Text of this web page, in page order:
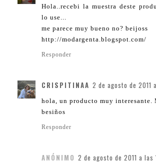
Hola..recebi la muestra deste
lo use...
me parece muy bueno no? beijoss
http://modargenta.blogspot.com/
Responder
CRISPITINAA 2 de agosto de 2011
hola, un producto muy interesante.
besiños
Responder
ANÓNIMO 2 de agosto de 2011 a las